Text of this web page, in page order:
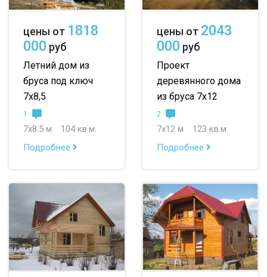
цены от 1818
000 руб
Летний дом из
бруса под ключ
7х8,5
1
7х8.5 м
104 кв.м.
Подробнее
цены от 2043
000 руб
Проект
деревянного дома
из бруса 7х12
2
7х12 м
123 кв.м.
Подробнее